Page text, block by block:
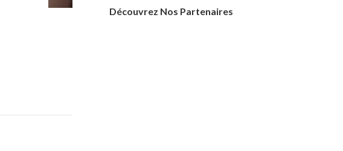
Découvrez Nos Partenaires